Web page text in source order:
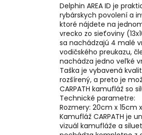
Delphin AREA ID je
rybárskych povolení a
ktoré nájdete na
vrecko zo sieťoviny
sa nachádzajú 4 malé
vodičského preukazu,
nachádza jedno veľké
Taška je vybavená
rozšírený, a preto je
CARPATH kamufláž so
Technické parametre:
Rozmery: 20cm x 15cm
Kamufláž CARPATH je
vizuál kamufláže a